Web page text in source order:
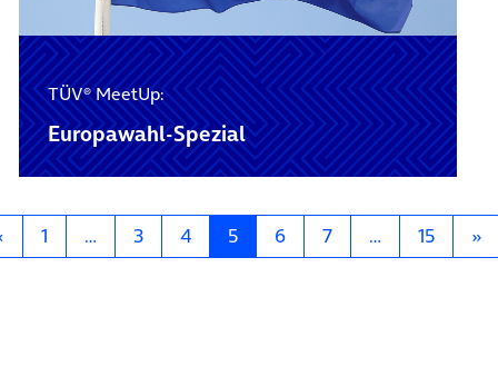
TÜV® MeetUp:
Europawahl-Spezial
Posts navigation
1 … 3 4 5 6 7 … 15 »